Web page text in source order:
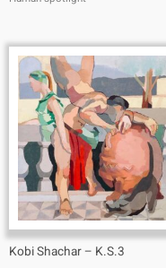
Kobi Shachar – K.S.3